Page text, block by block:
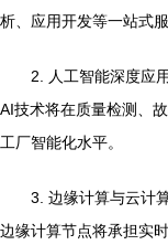
析、应用开发等一站式服
2. 人工智能深度应用
AI技术将在质量检测、
工厂智能化水平。
3. 边缘计算与云计
边缘计算节点将承担实